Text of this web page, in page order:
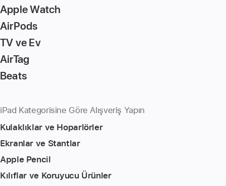
Apple Watch
AirPods
TV ve Ev
AirTag
Beats
iPad Kategorisine Göre Alışveriş Yapın
Kulaklıklar ve Hoparlörler
Ekranlar ve Stantlar
Apple Pencil
Kılıflar ve Koruyucu Ürünler